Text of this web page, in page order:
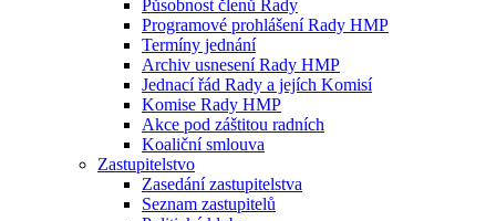
Působnost členů Rady
Programové prohlášení Rady HMP
Termíny jednání
Archiv usnesení Rady HMP
Jednací řád Rady a jejích Komisí
Komise Rady HMP
Akce pod záštitou radních
Koaliční smlouva
Zastupitelstvo
Zasedání zastupitelstva
Seznam zastupitelů